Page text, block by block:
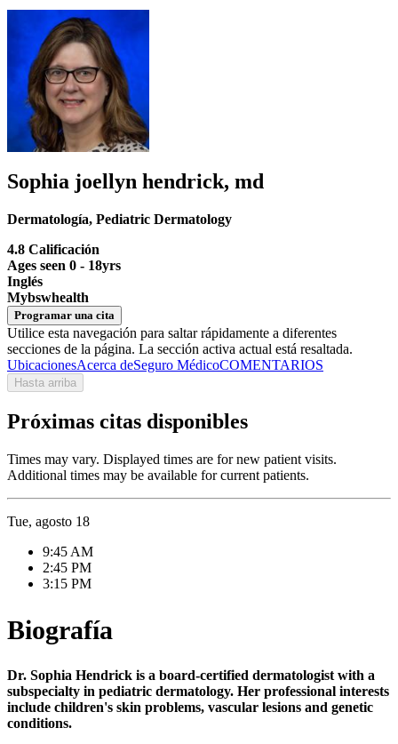
Sophia joellyn hendrick, md
Dermatología, Pediatric Dermatology
4.8 Calificación
Ages seen 0 - 18yrs
Inglés
Mybswhealth
Programar una cita
Utilice esta navegación para saltar rápidamente a diferentes
secciones de la página. La sección activa actual está resaltada.
UbicacionesAcerca deSeguro MédicoCOMENTARIOS
Hasta arriba
Próximas citas disponibles
Times may vary. Displayed times are for new patient visits.
Additional times may be available for current patients.
Tue, agosto 18
9:45 AM
2:45 PM
3:15 PM
Biografía
Dr. Sophia Hendrick is a board-certified dermatologist with a
subspecialty in pediatric dermatology. Her professional interests
include children's skin problems, vascular lesions and genetic
conditions.